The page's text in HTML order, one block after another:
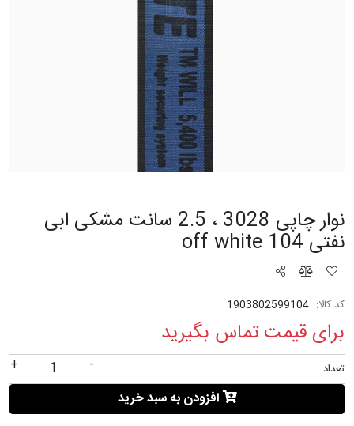
نوار چاپی 3028 ، 2.5 سانت مشکی ابی
نفتی 104 off white
کد کالا: 1903802599104
برای قیمت تماس بگیرید
تعداد -
+
افزودن به سبد خرید